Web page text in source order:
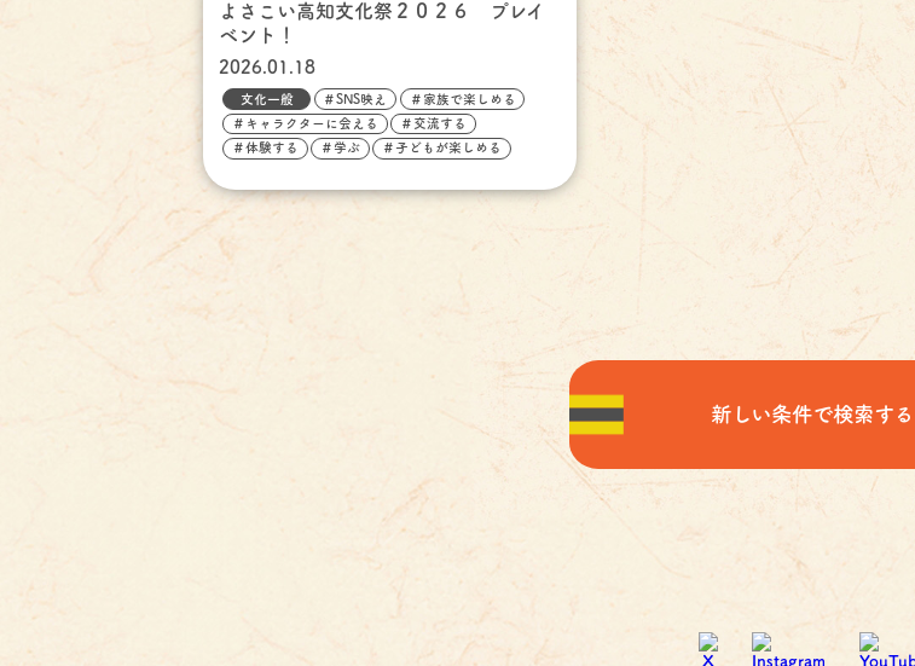
よさこい高知文化祭２０２６ プレイ
ベント！
2026.01.18
文化一般 ＃SNS映え ＃家族で楽しめる
＃キャラクターに会える ＃交流する
＃体験する ＃学ぶ ＃子どもが楽しめる
新しい条件で検索する